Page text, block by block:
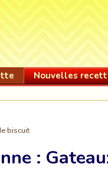
Nouvelles
biscuit
: